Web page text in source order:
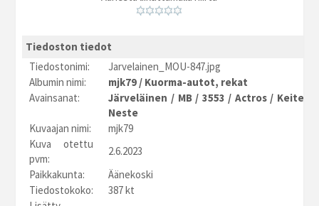
Tiedoston tiedot
Tiedostonimi:
Jarvelainen_MOU-847.jpg
Albumin nimi:
mjk79 / Kuorma-autot, rekat
Avainsanat:
Järveläinen / MB/ 3553 / Actros/
Neste
Kuvaajan nimi:
mjk79
Kuva otettu
pvm:
2.6.2023
Paikkakunta:
Äänekoski
Tiedostokoko:
387 kt